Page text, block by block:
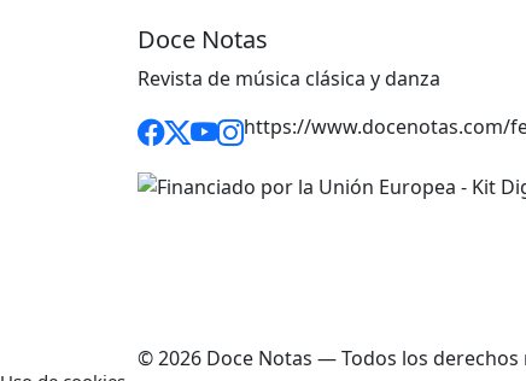
Doce Notas
Revista de música clásica y danza
https://www.docenotas.com/
© 2026 Doce Notas — Todos los derechos